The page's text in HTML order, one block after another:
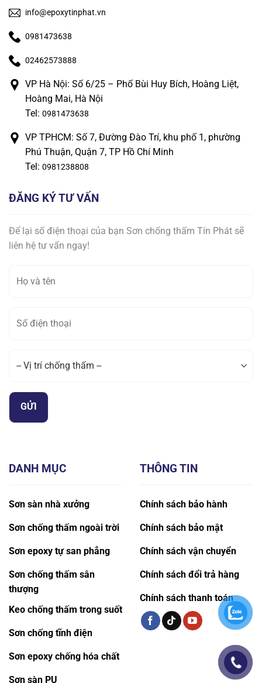
info@epoxytinphat.vn
0981473638
02462573888
VP Hà Nội: Số 6/25 – Phố Bùi Huy Bích, Hoàng Liệt,
Hoàng Mai, Hà Nội
Tel: 0981473638
VP TPHCM: Số 7, Đường Đào Trí, khu phố 1, phường
Phú Thuận, Quận 7, TP Hồ Chí Minh
Tel: 0981238808
DANH MỤC
Sơn sàn nhà xưởng
Sơn chống thấm ngoài trời
Sơn epoxy tự san phẳng
Sơn chống thấm sân
thượng
Keo chống thấm trong suốt
Sơn chống tĩnh điện
Sơn epoxy chống hóa chất
Sơn sàn PU
THÔNG TIN
Chính sách bảo hành
Chính sách bảo mật
Chính sách vận chuyển
Chính sách đổi trả hàng
Chính sách thanh toán
ĐĂNG KÝ TƯ VẤN
Để lại số điện thoại của bạn Sơn chống thấm Tín Phát sẽ
liên hệ tư vấn ngay!